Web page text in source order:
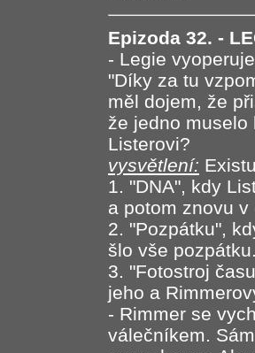
Epizoda 32. -
- Legie
"Díky za tu
měl dojem, že
že jedno
Listerovi?
vysvětlení:
1. "DNA", kdy
a potom znovu v
2. "Pozpátku",
šlo vše pozpátku.
3. "Fotostroj
jeho a
- Rimmer se
válečníkem.